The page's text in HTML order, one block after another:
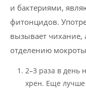
и бактериями,
фитонцидов.
вызывает чихание,
отделению
2–3 раза в день
хрен. Еще